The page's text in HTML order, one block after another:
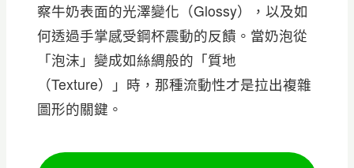
察牛奶表面的光澤變化（Glossy），以及如
何透過手掌感受鋼杯震動的反饋。當奶泡從
「泡沫」變成如絲綢般的「質地
（Texture）」時，那種流動性才是拉出複雜
圖形的關鍵。